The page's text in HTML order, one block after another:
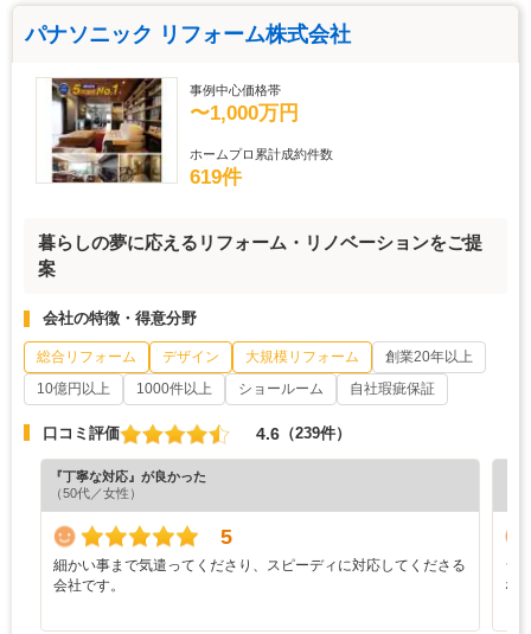
パナソニック リフォーム株式会社
事例中心価格帯
〜1,000万円
ホームプロ累計成約件数
619件
暮らしの夢に応えるリフォーム・リノベーションをご提
案
会社の特徴・得意分野
総合リフォーム デザイン 大規模リフォーム
創業20年以上
10億円以上
1000件以上 ショールーム 自社瑕疵保証
口コミ評価 4.6 （239件）
『丁寧な対応』が良かった
（50代／女性）
5
細かい事まで気遣ってくださり、スピーディに対応してくださる
会社です。
シ
な